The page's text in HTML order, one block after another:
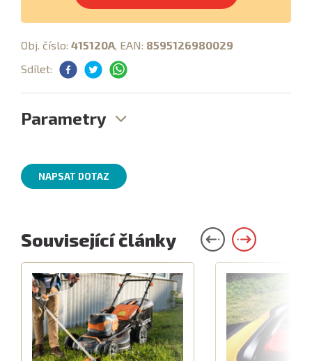
Obj. číslo: 415120A, EAN: 8595126980029
Sdílet:
Parametry
NAPSAT DOTAZ
Související články